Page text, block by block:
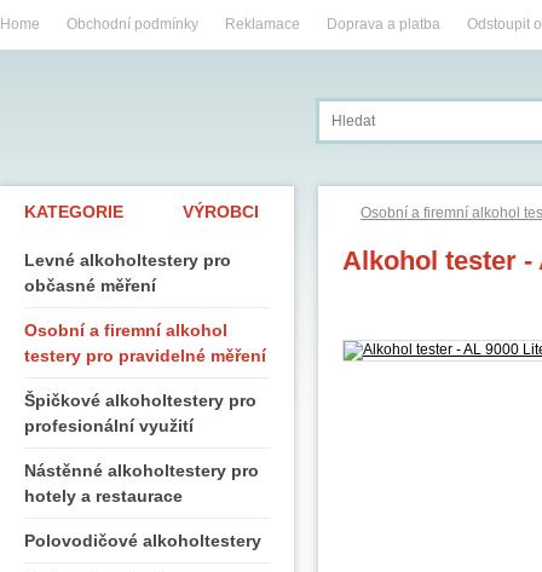
Home Obchodní podmínky Reklamace Doprava a platba Odstoupit
Osobní a firemní alkohol
Alkohol tester -
KATEGORIE VÝROBCI
Levné alkoholtestery pro
občasné měření
Osobní a firemní alkohol
testery pro pravidelné měření
Špičkové alkoholtestery pro
profesionální využití
Nástěnné alkoholtestery pro
hotely a restaurace
Polovodičové alkoholtestery